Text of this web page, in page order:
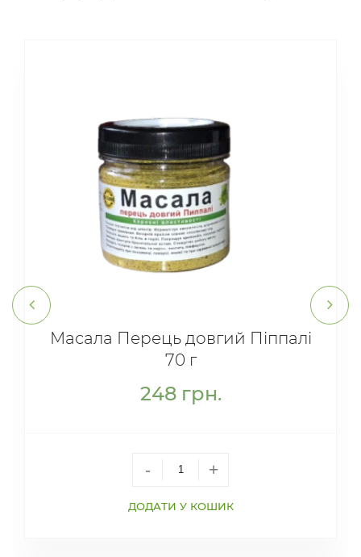
Масала Перець довгий Піппалі
70 г
248грн.
- +
ДОДАТИ У КОШИК